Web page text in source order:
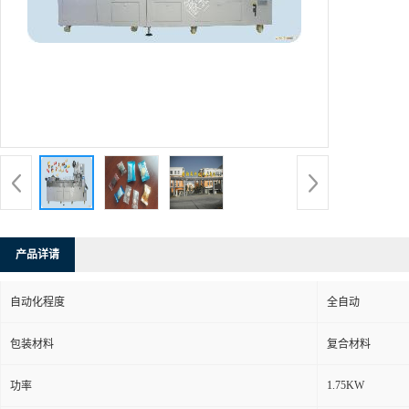
产品详请
自动化程度 全自动
包装材料 复合材料
功率 1.75KW